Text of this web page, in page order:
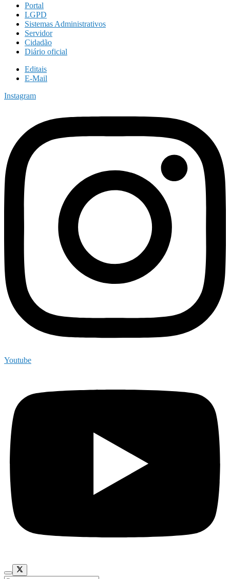
Portal
LGPD
Sistemas Administrativos
Servidor
Cidadão
Diário oficial
Editais
E-Mail
Instagram
Youtube